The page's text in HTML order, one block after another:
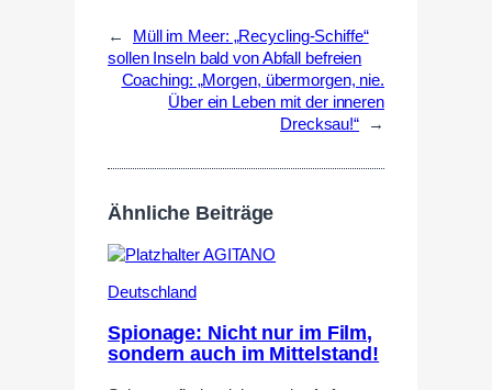
←
Müll im Meer: „Recycling-Schiffe“
sollen Inseln bald von Abfall befreien
Coaching: „Morgen, übermorgen, nie.
Über ein Leben mit der inneren
Drecksau!“
→
Ähnliche Beiträge
Deutschland
Spionage: Nicht nur im Film,
sondern auch im Mittelstand!